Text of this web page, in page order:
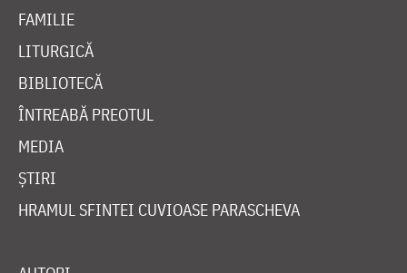
FAMILIE
LITURGICĂ
BIBLIOTECĂ
ÎNTREABĂ PREOTUL
MEDIA
ȘTIRI
HRAMUL SFINTEI CUVIOASE PARASCHEVA